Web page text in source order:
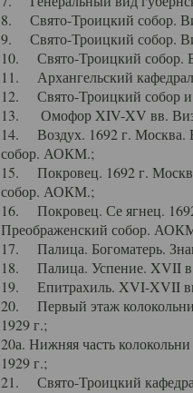
8. Свято-Троицкий собор.
9. Свято-Троицкий собор.
10. Свято-Троицкий собор.
11. Архангельский
12. Свято-Троицкий собор и
13. Омофор XIV-XV вв.
14. Воздух. 1692 г. Москва.
собор. АОКМ.;
15. Покровец. 1692 г.
собор. АОКМ.;
16. Покровец. Се ягнец.
Преображенский собор.
17. Палица. Богоматерь.
18. Палица. Успение. XVII в.
19. Епитрахиль. XVI-XVII
20. Первый этаж колокольни
1929 г.;
20а. Нижняя часть
1929 г.;
21. Свято-Троицкий